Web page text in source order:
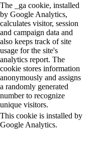
The _ga cookie, installed
by Google Analytics,
calculates visitor, session
and campaign data and
also keeps track of site
usage for the site's
analytics report. The
cookie stores information
anonymously and assigns
a randomly generated
number to recognize
unique visitors.
This cookie is installed by
Google Analytics.